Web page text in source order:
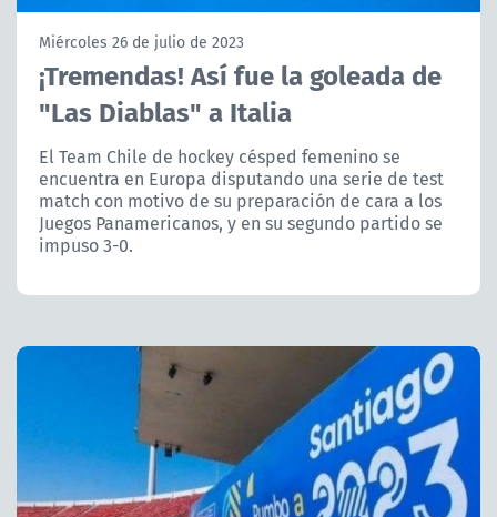
ACTUALIDAD Y TENDENCIAS
CORPORATIVO Y TRANSPARENCIA
CANAL DE DENUNCIAS
ÁREA DE PROYECTOS
Miércoles 26 de julio de 2023
¡Tremendas! Así fue la goleada de
"Las Diablas" a Italia
El Team Chile de hockey césped femenino se
encuentra en Europa disputando una serie de test
match con motivo de su preparación de cara a los
Juegos Panamericanos, y en su segundo partido se
impuso 3-0.